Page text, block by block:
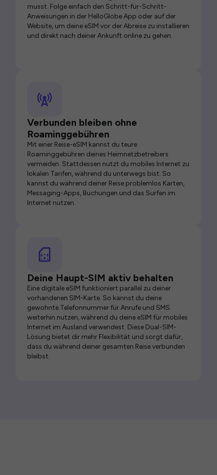
musst. Folge einfach den Schritt-für-Schritt-
Anweisungen in der HelloGlobe App oder auf der
Website, um deine eSIM vor der Abreise zu installieren
und direkt nach deiner Ankunft online zu gehen.
Verbunden bleiben ohne
Roaminggebühren
Mit einer Reise-eSIM kannst du teure
Roaminggebühren deines Heimnetzbetreibers
vermeiden. Stattdessen nutzt du mobiles Internet zu
lokalen Tarifen, während du unterwegs bist. So
kannst du während deiner Reise problemlos Karten,
Messaging-Apps, Buchungen und das Surfen im
Internet nutzen.
Deine Haupt-SIM aktiv behalten
Eine digitale eSIM funktioniert parallel zu deiner
vorhandenen SIM-Karte. So kannst du deine
gewohnte Telefonnummer für Anrufe und SMS
weiterhin nutzen, während du deine eSIM für mobiles
Internet im Ausland verwendest. Diese Dual-SIM-
Lösung bietet dir mehr Flexibilität und sorgt dafür,
dass du während deiner gesamten Reise verbunden
bleibst.